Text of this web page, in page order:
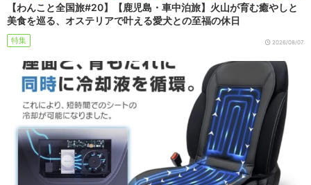
【わんこと全国旅#20】【鹿児島・車中泊旅】火山が育む癒やしと
美食を巡る、オステリアで叶える愛犬との至福の休日
特集 2026/08/07